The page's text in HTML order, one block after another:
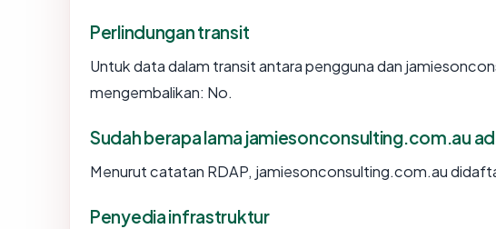
Perlindungan transit
Untuk data dalam transit antara pengguna dan
mengembalikan: No.
Sudah berapa lama jamiesonconsulting.com.au
Menurut catatan RDAP, jamiesonconsulting.com.au
Penyedia infrastruktur